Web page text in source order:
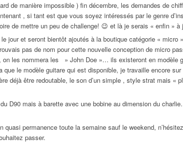
de manière impossible ) fin décembre, les demandes de
, si tant est que vous soyez intéressés par le genre
de mettre un peu de challenge! 😉 et là je serais « enfin » à
jour et seront bientôt ajoutés à la boutique catégorie « micro
pas de nom pour cette nouvelle conception de micro
on les nommera les » John Doe »… ils existeront en modèle
que le modèle guitare qui est disponible, je travaille encore sur
déjà être redoutable, le son d’un simple , style strat mais «
D90 mais à barette avec une bobine au dimension du
quasi permanence toute la semaine sauf le weekend,
passer.